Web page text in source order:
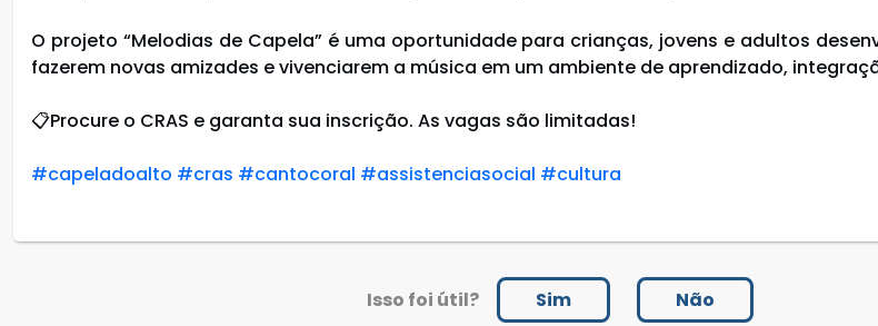
O projeto “Melodias de Capela” é uma oportunidade para crianças, jovens e adultos
fazerem novas amizades e vivenciarem a música em um ambiente de aprendizado,
📋Procure o CRAS e garanta sua inscrição. As vagas são limitadas!
#capeladoalto #cras #cantocoral #assistenciasocial #cultura
Isso foi útil? Sim Não